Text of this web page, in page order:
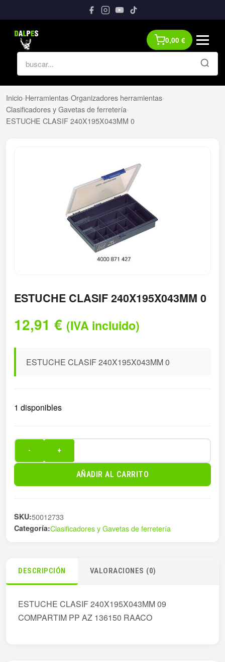
0,00 €
Inicio›Herramientas›Organizadores herramientas›
Clasificadores y Gavetas de ferretería›
ESTUCHE CLASIF 240X195X043MM 0
ESTUCHE CLASIF 240X195X043MM 0
12,91 € (IVA incluido)
ESTUCHE CLASIF 240X195X043MM 0
1 disponibles
CLASIF
240X195X043MM
- +
AÑADIR AL CARRITO
SKU:50012733
Categoría:Clasificadores y Gavetas de ferretería
DESCRIPCIÓN VALORACIONES (0)
ESTUCHE CLASIF 240X195X043MM 09
COMPARTIM PP AZ 136150 RAACO